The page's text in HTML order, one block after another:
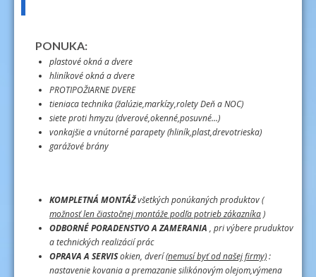
PONUKA:
plastové okná a dvere
hliníkové okná a dvere
PROTIPOŽIARNE DVERE
tieniaca technika (žalúzie,markízy,rolety Deň a NOC)
siete proti hmyzu (dverové,okenné,posuvné...)
vonkajšie a vnútorné parapety (hliník,plast,drevotrieska)
garážové brány
KOMPLETNÁ MONTÁŽvšetkých ponúkaných produktov (
možnosť len čiastočnej montáže podľa potrieb zákazníka)
ODBORNÉ PORADENSTVO A ZAMERANIA , pri výbere pruduktov
a technických realizácií prác
OPRAVA A SERVISokien, dverí(nemusí byť od našej firmy):
nastavenie kovania a premazanie silikónovým olejom,výmena